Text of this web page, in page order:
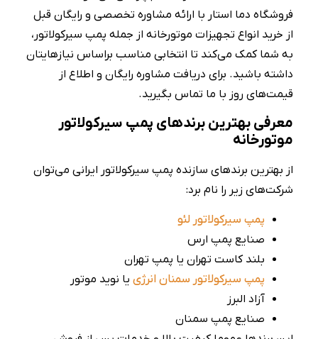
فروشگاه دما استار با ارائه مشاوره تخصصی و رایگان قبل
از خرید انواع تجهیزات موتورخانه از جمله پمپ سیرکولاتور،
به شما کمک می‌کند تا انتخابی مناسب براساس نیازهایتان
داشته باشید. برای دریافت مشاوره رایگان و اطلاع از
قیمت‌های روز با ما تماس بگیرید.
معرفی بهترین برندهای پمپ سیرکولاتور
موتورخانه
از بهترین برندهای سازنده پمپ سیرکولاتور ایرانی می‌توان
شرکت‌های زیر را نام برد:
پمپ سیرکولاتور لئو
صنایع پمپ ارس
بلند کاست تهران یا پمپ تهران
پمپ سیرکولاتور سمنان انرژی یا نوید موتور
آزاد البرز
صنایع پمپ سمنان